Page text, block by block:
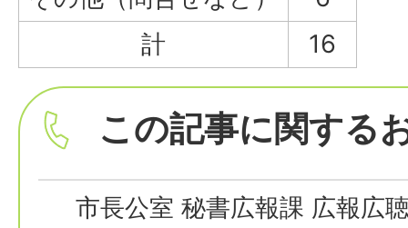
計
16
この記事に関する
市長公室 秘書広報課 広報広